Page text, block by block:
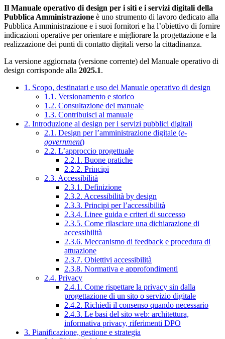
Il Manuale operativo di design per i siti e i servizi digitali della
Pubblica Amministrazione è uno strumento di lavoro dedicato alla
Pubblica Amministrazione e i suoi fornitori e ha l’obiettivo di fornire
indicazioni operative per orientare e migliorare la progettazione e la
realizzazione dei punti di contatto digitali verso la cittadinanza.
La versione aggiornata (versione corrente) del Manuale operativo di
design corrisponde alla 2025.1.
1. Scopo, destinatari e uso del Manuale operativo di design
1.1. Versionamento e storico
1.2. Consultazione del manuale
1.3. Contribuisci al manuale
2. Introduzione al design per i servizi pubblici digitali
2.1. Design per l’amministrazione digitale (e-
government)
2.2. L’approccio progettuale
2.2.1. Buone pratiche
2.2.2. Principi
2.3. Accessibilità
2.3.1. Definizione
2.3.2. Accessibilità by design
2.3.3. Principi per l’accessibilità
2.3.4. Linee guida e criteri di successo
2.3.5. Come rilasciare una dichiarazione di
accessibilità
2.3.6. Meccanismo di feedback e procedura di
attuazione
2.3.7. Obiettivi accessibilità
2.3.8. Normativa e approfondimenti
2.4. Privacy
2.4.1. Come rispettare la privacy sin dalla
progettazione di un sito o servizio digitale
2.4.2. Richiedi il consenso quando necessario
2.4.3. Le basi del sito web: architettura,
informativa privacy, riferimenti DPO
3. Pianificazione, gestione e strategia